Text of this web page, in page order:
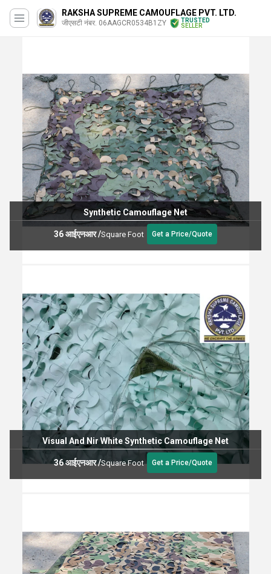
RAKSHA SUPREME CAMOUFLAGE PVT. LTD.
जीएसटी नंबर. 06AAGCR0534B1ZY
TRUSTED
SELLER
Synthetic Camouflage Net
36 आईएनआर/Square Foot Get a Price/Quote
Visual And Nir White Synthetic Camouflage Net
36 आईएनआर/Square Foot Get a Price/Quote